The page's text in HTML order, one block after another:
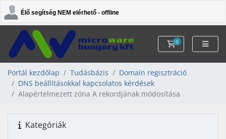
Élő segítség NEM elérhető - offline
0
Kosár
Portál kezdőlap Tudásbázis
Domain regisztráció
DNS beállításokkal kapcsolatos kérdések
Alapértelmezett zóna A rekordjának módosítása
Kategóriák